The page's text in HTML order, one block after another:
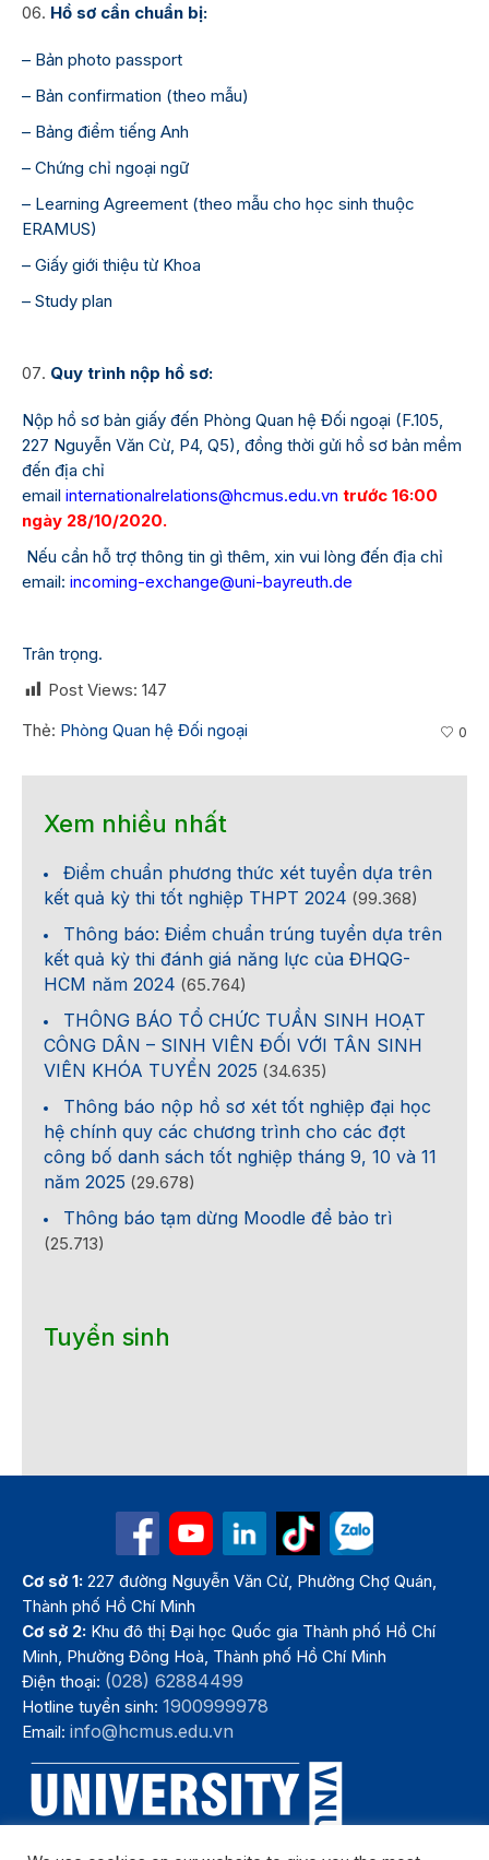
Hồ sơ cần chuẩn bị:
– Bản photo passport
– Bản confirmation (theo mẫu)
– Bảng điểm tiếng Anh
– Chứng chỉ ngoại ngữ
– Learning Agreement (theo mẫu cho học sinh thuộc
ERAMUS)
– Giấy giới thiệu từ Khoa
– Study plan
Quy trình nộp hồ sơ:
Nộp hồ sơ bản giấy đến Phòng Quan hệ Đối ngoại (F.105,
227 Nguyễn Văn Cừ, P4, Q5), đồng thời gửi hồ sơ bản mềm
đến địa chỉ
email internationalrelations@hcmus.edu.vn trước 16:00
ngày 28/10/2020.
Nếu cần hỗ trợ thông tin gì thêm, xin vui lòng đến địa chỉ
email: incoming-exchange@uni-bayreuth.de
Trân trọng.
Post Views: 147
Thẻ: Phòng Quan hệ Đối ngoại 0
Xem nhiều nhất
Điểm chuẩn phương thức xét tuyển dựa trên
kết quả kỳ thi tốt nghiệp THPT 2024 (99.368)
Thông báo: Điểm chuẩn trúng tuyển dựa trên
kết quả kỳ thi đánh giá năng lực của ĐHQG-
HCM năm 2024 (65.764)
THÔNG BÁO TỔ CHỨC TUẦN SINH HOẠT
CÔNG DÂN – SINH VIÊN ĐỐI VỚI TÂN SINH
VIÊN KHÓA TUYỂN 2025 (34.635)
Thông báo nộp hồ sơ xét tốt nghiệp đại học
hệ chính quy các chương trình cho các đợt
công bố danh sách tốt nghiệp tháng 9, 10 và 11
năm 2025 (29.678)
Thông báo tạm dừng Moodle để bảo trì
(25.713)
Tuyển sinh
Cơ sở 1: 227 đường Nguyễn Văn Cừ, Phường Chợ Quán,
Thành phố Hồ Chí Minh
Cơ sở 2: Khu đô thị Đại học Quốc gia Thành phố Hồ Chí
Minh, Phường Đông Hoà, Thành phố Hồ Chí Minh
Điện thoại: (028) 62884499
Hotline tuyển sinh:1900999978
Email:info@hcmus.edu.vn